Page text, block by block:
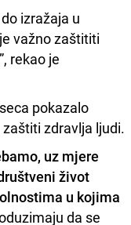
izražaja u
važno zaštititi
rekao je
pokazalo
zdravlja ljudi.
uz mjere
život
u kojima
da se